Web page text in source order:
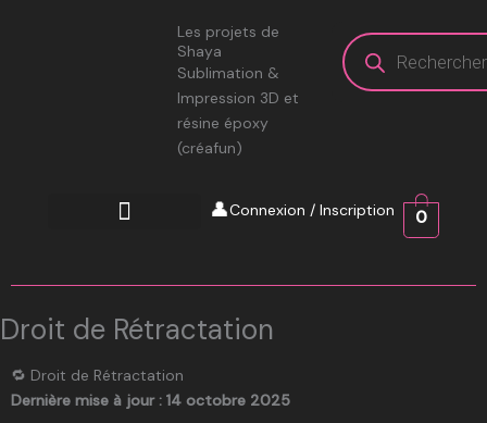
Les projets de
Shaya
Sublimation &
Impression 3D et
résine époxy
(créafun)
Recherche
de
produits
👤Connexion / Inscription 0
Droit de Rétractation
🔁 Droit de Rétractation
Dernière mise à jour : 14 octobre 2025